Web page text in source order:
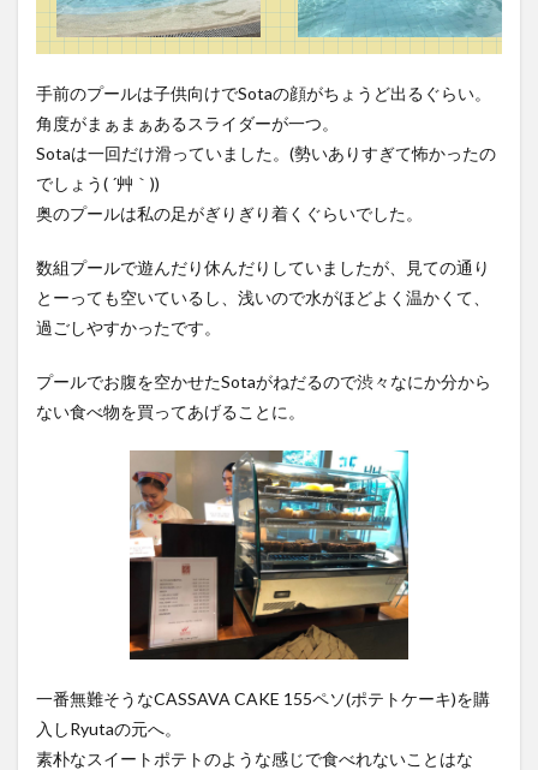
手前のプールは子供向けでSotaの顔がちょうど出るぐらい。
角度がまぁまぁあるスライダーが一つ。
Sotaは一回だけ滑っていました。(勢いありすぎて怖かったの
でしょう( ´艸｀))
奥のプールは私の足がぎりぎり着くぐらいでした。
数組プールで遊んだり休んだりしていましたが、見ての通り
とーっても空いているし、浅いので水がほどよく温かくて、
過ごしやすかったです。
プールでお腹を空かせたSotaがねだるので渋々なにか分から
ない食べ物を買ってあげることに。
一番無難そうなCASSAVA CAKE 155ペソ(ポテトケーキ)を購
入しRyutaの元へ。
素朴なスイートポテトのような感じで食べれないことはな